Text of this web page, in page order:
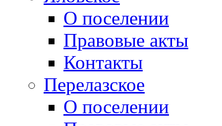
О поселении
Правовые акты
Контакты
Перелазское
О поселении